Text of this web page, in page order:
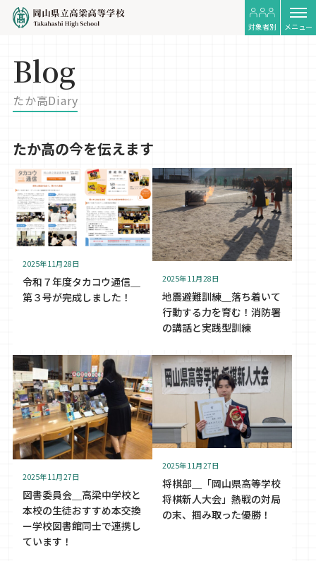
対象者別 メニュー
Blog
たか高Diary
たか高の今を伝えます
2025年11月28日
令和７年度タカコウ通信＿
第３号が完成しました！
2025年11月28日
地震避難訓練＿落ち着いて
行動する力を育む！消防署
の講話と実践型訓練
2025年11月27日
図書委員会＿高梁中学校と
本校の生徒おすすめ本交換
ー学校図書館同士で連携し
ています！
2025年11月27日
将棋部＿「岡山県高等学校
将棋新人大会」熱戦の対局
の末、掴み取った優勝！